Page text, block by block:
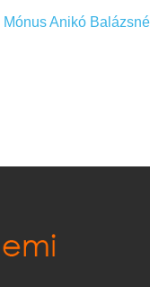
Mónus Anikó Balázsné